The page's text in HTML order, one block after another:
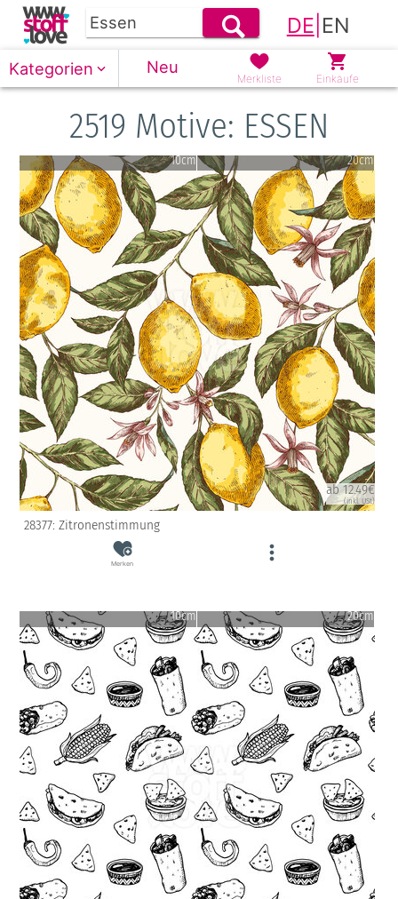
DE EN
Kategorien Neu
Merkliste Einkäufe
2519 Motive: ESSEN
10cm 20cm
ab 12.49€
(inkl. USt)
28377: Zitronenstimmung
Merken
10cm 20cm